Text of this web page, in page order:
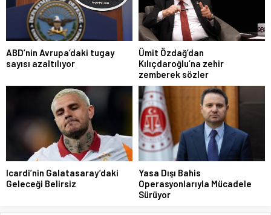
ABD’nin Avrupa’daki tugay
sayısı azaltılıyor
Ümit Özdağ’dan
Kılıçdaroğlu’na zehir
zemberek sözler
Icardi’nin Galatasaray’daki
Geleceği Belirsiz
Yasa Dışı Bahis
Operasyonlarıyla Mücadele
Sürüyor